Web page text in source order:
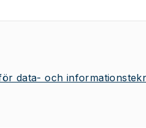
data- och